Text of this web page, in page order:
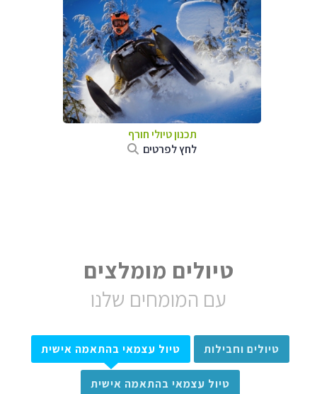
תכנון טיולי חורף
לחץ לפרטים
טיולים מומלצים
עם המומחים שלנו
טיולים וחבילות טיול עצמאי בהתאמה אישית
טיול עצמאי בהתאמה אישית